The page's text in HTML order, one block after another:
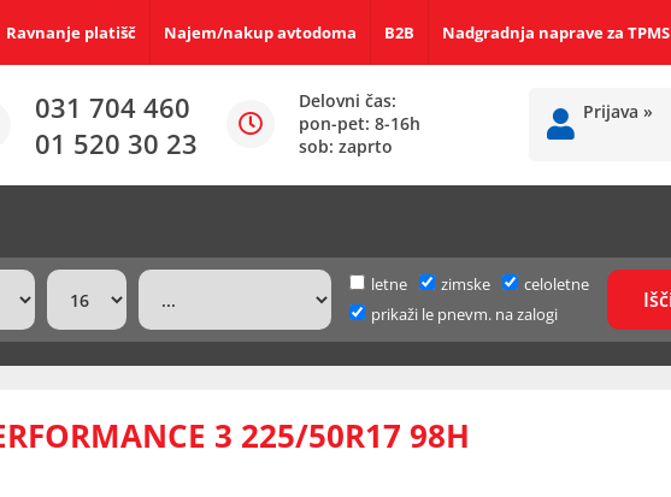
Ravnanje platišč Najem/nakup avtodoma B2B Nadgradnja naprave za TPMS
031 704 460
01 520 30 23
Delovni čas:
pon-pet: 8-16h
sob: zaprto
Prijava »
letne zimske
celoletne
prikaži le pnevm. na zalogi
3 225/50R17 98H